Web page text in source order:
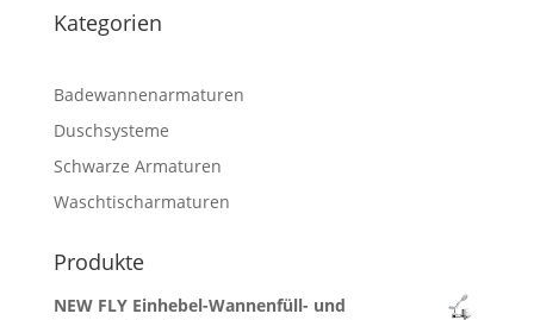
Kategorien
Badewannenarmaturen
Duschsysteme
Schwarze Armaturen
Waschtischarmaturen
Produkte
NEW FLY Einhebel-Wannenfüll- und